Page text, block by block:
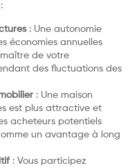
: Une autonomie
économies annuelles
de votre
des fluctuations des
: Une maison
est plus attractive et
acheteurs potentiels
un avantage à long
: Vous participez